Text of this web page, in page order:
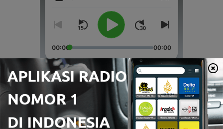
00:00 00:00
Episode
愛傳揚 Episode 1
21 Apr 2021